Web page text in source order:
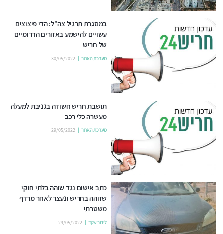
במסגרת תרגיל צה"ל: הדי פיצוצים
עשויים להישמע באזורים הדרומיים
של חריש
מערכת האתר 30/05/2022
תושבת חריש חשודה בגניבת למעלה
מעשרה כלי רכב
מערכת האתר 29/05/2022
כתב אישום נגד שוהה בלתי חוקי
שזוהה בחריש ונעצר לאחר מרדף
משטרתי
לידור שקד 29/05/2022